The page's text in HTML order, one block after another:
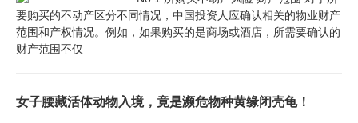
要购买的不动产区分不同情况，中国投资人应确认相关的物业财产
范围和产权情况。例如，如果购买的是商场或酒店，所需要确认的
财产范围不仅
女子腰藏活体动物入境，竟是濒危物种黄缘闭壳龟！